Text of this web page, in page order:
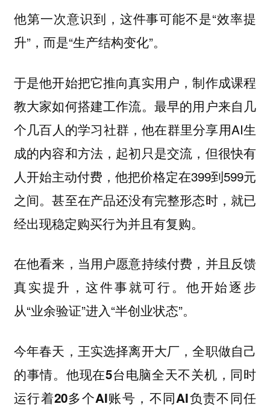
他第一次意识到，这件事可能不是“效率提
升”，而是“生产结构变化”。
于是他开始把它推向真实用户，制作成课程
教大家如何搭建工作流。最早的用户来自几
个几百人的学习社群，他在群里分享用AI生
成的内容和方法，起初只是交流，但很快有
人开始主动付费，他把价格定在399到599元
之间。甚至在产品还没有完整形态时，就已
经出现稳定购买行为并且有复购。
在他看来，当用户愿意持续付费，并且反馈
真实提升，这件事就可行。他开始逐步
从“业余验证”进入“半创业状态”。
今年春天，王实选择离开大厂，全职做自己
的事情。 他现在5台电脑全天不关机，同时
运行着20多个AI账号，不同AI负责不同任